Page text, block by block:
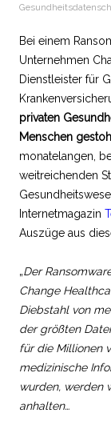
Bei einem
Unternehmen
Dienstleister für
privaten
Menschen
monatelangen,
weitreichenden
Internetmagazin
Auszüge aus
„Der
Change
Diebstahl von
der größten
für die Millionen
medizinische
wurden, werden
anhalten…